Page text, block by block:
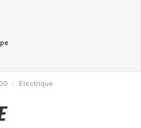
Electrique